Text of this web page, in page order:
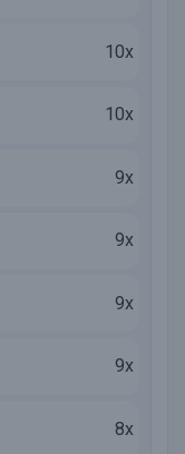
10x
10x
9x
9x
9x
9x
8x